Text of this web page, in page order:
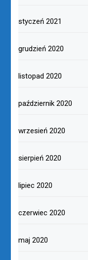
styczeń 2021
grudzień 2020
listopad 2020
październik 2020
wrzesień 2020
sierpień 2020
lipiec 2020
czerwiec 2020
maj 2020